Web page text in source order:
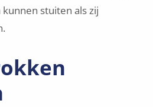
stuiten als zij